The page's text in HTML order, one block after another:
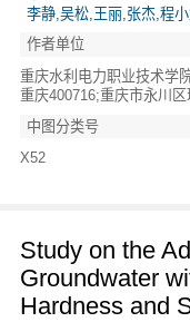
李静,吴松,王丽,张杰,程
作者单位
重庆水利电力职业技术学
重庆400716;重庆市永川
中图分类号
X52
Study on the
Groundwater
Hardness and